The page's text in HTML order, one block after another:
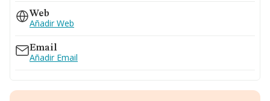
Web
Añadir Web
Email
Añadir Email